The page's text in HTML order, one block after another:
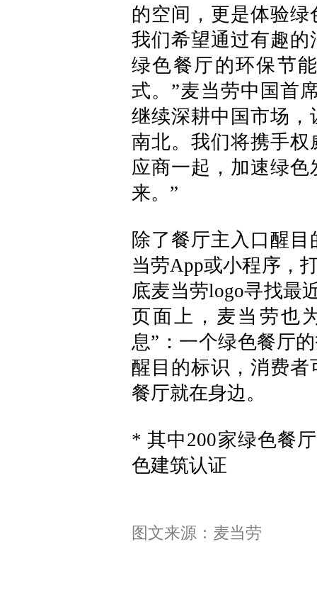
的空间，更是体验
我们希望通过有趣
绿色餐厅的环保节
式。”麦当劳中国首
继续深耕中国市场
南北。我们将携手
应商一起，加速绿
来。”
除了餐厅主入口醒
当劳App或小程序，
底麦当劳logo寻找最
页面上，麦当劳也
息”：一个绿色餐厅
醒目的标识，消费者
餐厅就在身边。
* 其中200家绿色餐
色建筑认证
图文来源：麦当劳